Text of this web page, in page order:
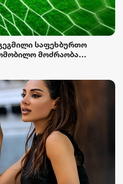
საფეხბურთო
მოძრაობა